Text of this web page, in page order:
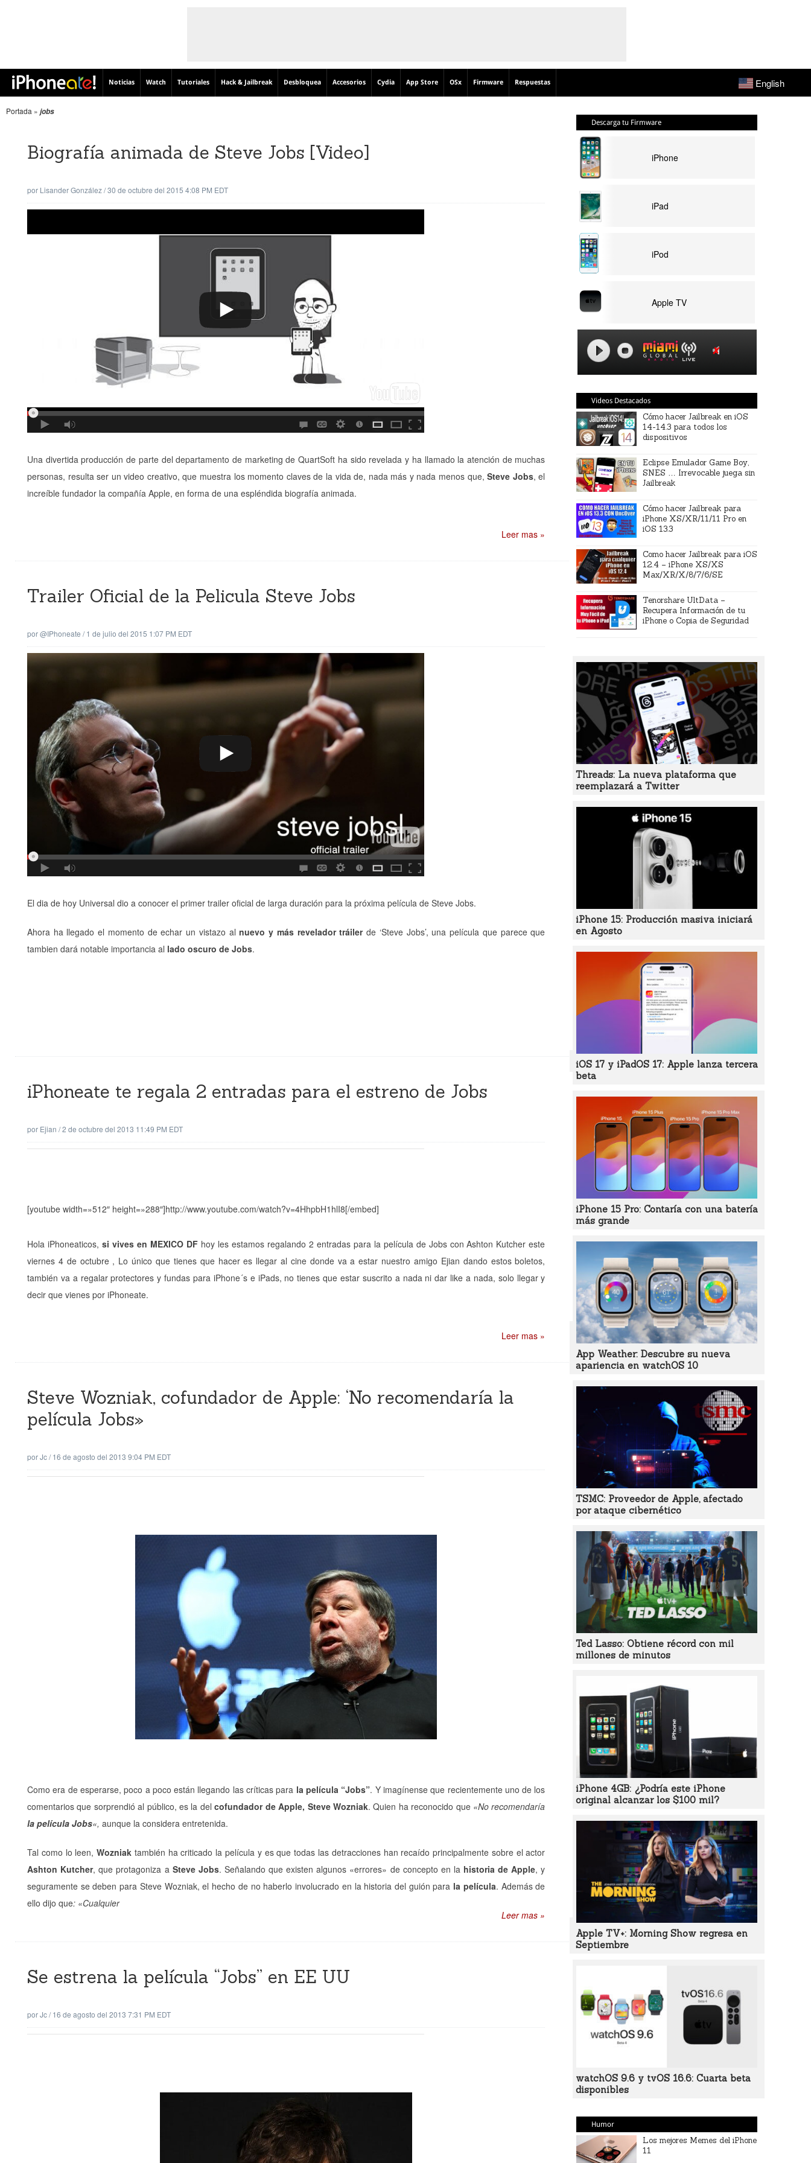
Noticias Watch Tutoriales Hack & Jailbreak Desbloquea Accesorios Cydia App Store OSx Firmware Respuestas English
Portada » jobs
Biografía animada de Steve Jobs [Video]
por Lisander González/30 de octubre del 2015 4:08 PM EDT
Una divertida producción de parte del departamento de marketing de QuartSoft ha sido revelada y ha llamado la atención de muchas
personas, resulta ser un video creativo, que muestra los momento claves de la vida de, nada más y nada menos que,Steve Jobs, el
increíble fundador la compañía Apple, en forma de una espléndida biografía animada.
Leer mas »
Trailer Oficial de la Pelicula Steve Jobs
por@iPhoneate /1 de julio del 2015 1:07 PM EDT
El dia de hoy Universal dio a conocer el primer trailer oficial de larga duración para la próxima película de Steve Jobs.
Ahora ha llegado el momento de echar un vistazo al nuevo y más revelador tráilerde ‘Steve Jobs’, una película que parece que
tambien dará notable importancia al lado oscuro de Jobs.
iPhoneate te regala 2 entradas para el estreno de Jobs
por Ejian /2 de octubre del 2013 11:49 PM EDT
[youtube width=»512″ height=»288″]http://www.youtube.com/watch?v=4HhpbH1hlI8[/embed]
Hola iPhoneaticos, si vives en MEXICO DFhoy les estamos regalando 2 entradas para la película de Jobs con Ashton Kutcher este
viernes 4 de octubre , Lo único que tienes que hacer es llegar al cine donde va a estar nuestro amigo Ejian dando estos boletos,
también va a regalar protectores y fundas para iPhone´s e iPads, no tienes que estar suscrito a nada ni dar like a nada, solo llegar y
decir que vienes por iPhoneate.
Leer mas »
Steve Wozniak, cofundador de Apple: ‘No recomendaría la
película Jobs»
porJc/16 de agosto del 2013 9:04 PM EDT
Como era de esperarse, poco a poco están llegando las críticas para la película “Jobs”. Y imagínense que recientemente uno de los
comentarios que sorprendió al público, es la delcofundador de Apple, Steve Wozniak. Quien ha reconocido que «No recomendaría
la película Jobs«, aunque la considera entretenida.
Tal como lo leen,Wozniak también ha criticado la película y es que todas las detracciones han recaído principalmente sobre el actor
Ashton Kutcher, que protagoniza aSteve Jobs. Señalando que existen algunos «errores» de concepto en lahistoria de Apple, y
seguramente se deben para Steve Wozniak, el hecho de no haberlo involucrado en la historia del guión para la película. Además de
ello dijo que: «Cualquier
Leer mas »
Se estrena la película “Jobs” en EE UU
porJc/16 de agosto del 2013 7:31 PM EDT
Descarga tu Firmware
iPhone
iPad
iPod
Apple TV
Videos Destacados
Cómo hacer Jailbreak en iOS
14-14.3 para todos los
dispositivos
Eclipse Emulador Game Boy,
SNES … Irrevocable juega sin
Jailbreak
Cómo hacer Jailbreak para
iPhone XS/XR/11/11 Pro en
iOS 13.3
Como hacer Jailbreak para iOS
12.4 – iPhone XS/XS
Max/XR/X/8/7/6/SE
Tenorshare UltData –
Recupera Información de tu
iPhone o Copia de Seguridad
Threads: La nueva plataforma que
reemplazará a Twitter
iPhone 15: Producción masiva iniciará
en Agosto
iOS 17 y iPadOS 17: Apple lanza tercera
beta
iPhone 15 Pro: Contaría con una batería
más grande
App Weather: Descubre su nueva
apariencia en watchOS 10
TSMC: Proveedor de Apple, afectado
por ataque cibernético
Ted Lasso: Obtiene récord con mil
millones de minutos
iPhone 4GB: ¿Podría este iPhone
original alcanzar los $100 mil?
Apple TV+: Morning Show regresa en
Septiembre
watchOS 9.6 y tvOS 16.6: Cuarta beta
disponibles
Humor
Los mejores Memes del iPhone
11